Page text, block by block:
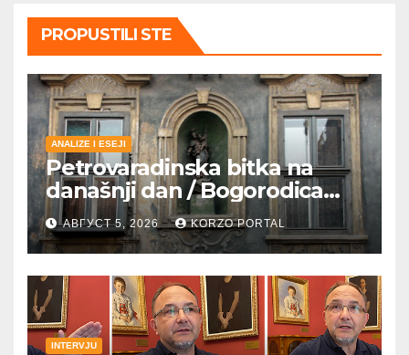
PROPUSTILI STE
ANALIZE I ESEJI
Petrovaradinska bitka na
današnji dan / Bogorodica
pobednica u
petrovaradinskom Podgrađu
АВГУСТ 5, 2026 KORZO PORTAL
INTERVJU